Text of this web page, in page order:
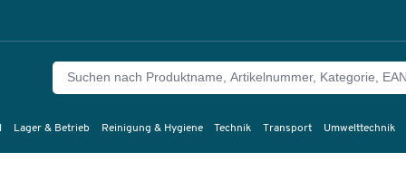
Lager & Betrieb Reinigung & Hygiene Technik Transport Umwelttechnik